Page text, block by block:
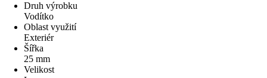
Druh výrobku
Vodítko
Oblast využití
Exteriér
Šířka
25 mm
Velikost